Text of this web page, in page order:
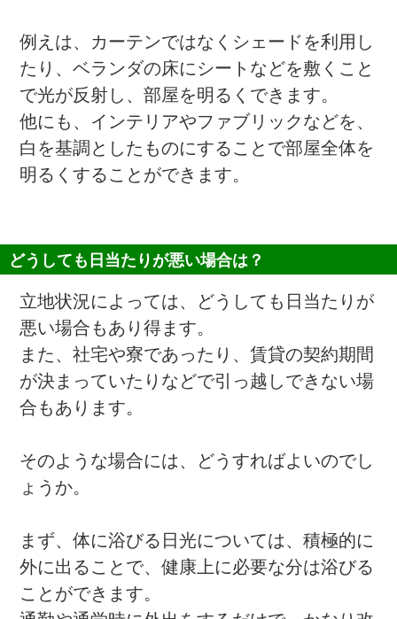
例えは、カーテンではなくシェードを利用し
たり、ベランダの床にシートなどを敷くこと
で光が反射し、部屋を明るくできます。
他にも、インテリアやファブリックなどを、
白を基調としたものにすることで部屋全体を
明るくすることができます。
どうしても日当たりが悪い場合は？
立地状況によっては、どうしても日当たりが
悪い場合もあり得ます。
また、社宅や寮であったり、賃貸の契約期間
が決まっていたりなどで引っ越しできない場
合もあります。
そのような場合には、どうすればよいのでし
ょうか。
まず、体に浴びる日光については、積極的に
外に出ることで、健康上に必要な分は浴びる
ことができます。